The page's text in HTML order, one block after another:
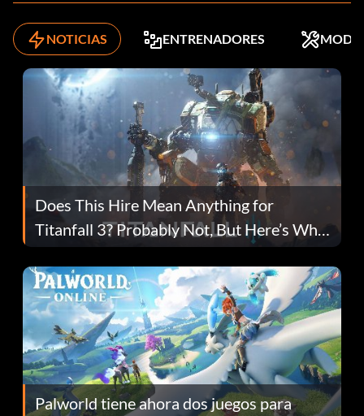
NOTICIAS ENTRENADORES MODS
Does This Hire Mean Anything for
Titanfall 3? Probably Not, But Here’s Why
Fans Are Hopeful
Palworld tiene ahora dos juegos para